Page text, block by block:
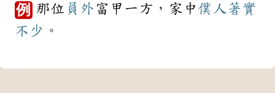
例 那位 員外 富甲一方，家中 僕人著實
不少 。